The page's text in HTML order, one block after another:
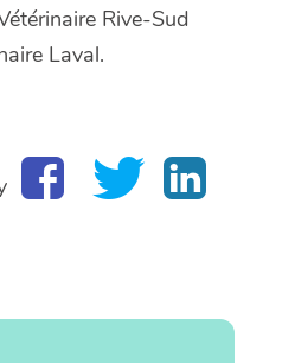
Rive-Sud
Laval.